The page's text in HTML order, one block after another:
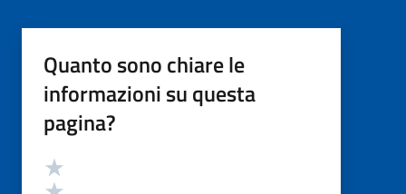
Quanto sono chiare le
informazioni su questa
pagina?
Valutazione